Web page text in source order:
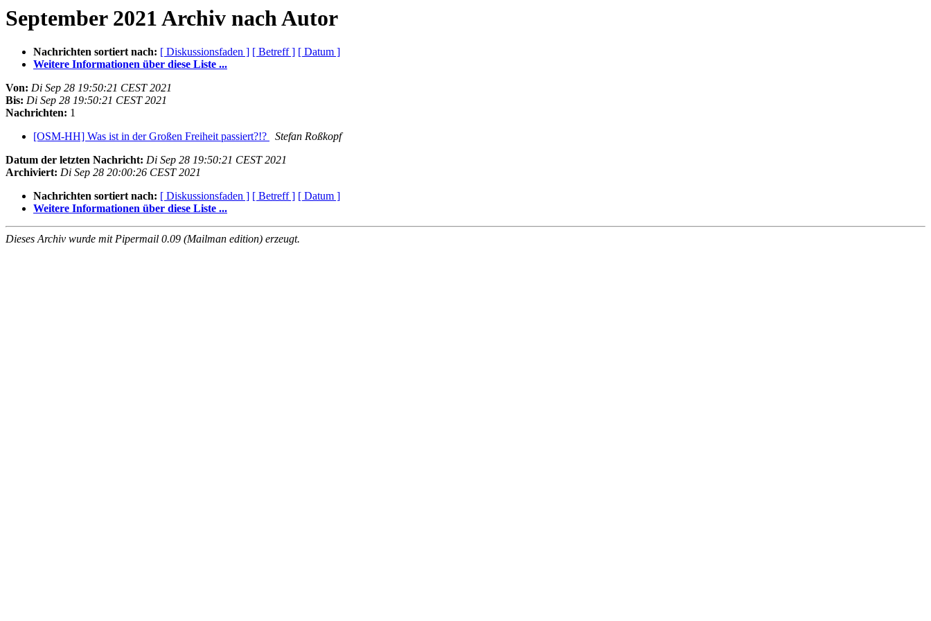
September 2021 Archiv nach Autor
Nachrichten sortiert nach: [ Diskussionsfaden ] [ Betreff ] [ Datum ]
Weitere Informationen über diese Liste ...
Von: Di Sep 28 19:50:21 CEST 2021
Bis: Di Sep 28 19:50:21 CEST 2021
Nachrichten: 1
[OSM-HH] Was ist in der Großen Freiheit passiert?!?
Stefan Roßkopf
Datum der letzten Nachricht: Di Sep 28 19:50:21 CEST 2021
Archiviert: Di Sep 28 20:00:26 CEST 2021
Nachrichten sortiert nach: [ Diskussionsfaden ] [ Betreff ] [ Datum ]
Weitere Informationen über diese Liste ...
Dieses Archiv wurde mit Pipermail 0.09 (Mailman edition) erzeugt.